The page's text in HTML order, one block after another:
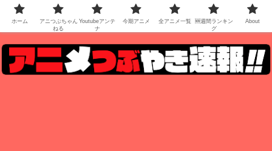
ホーム
アニつぶちゃん
ねる
Youtubeアンテ
ナ
今期アニメ 全アニメ一覧
🆕週間ランキン
グ
About